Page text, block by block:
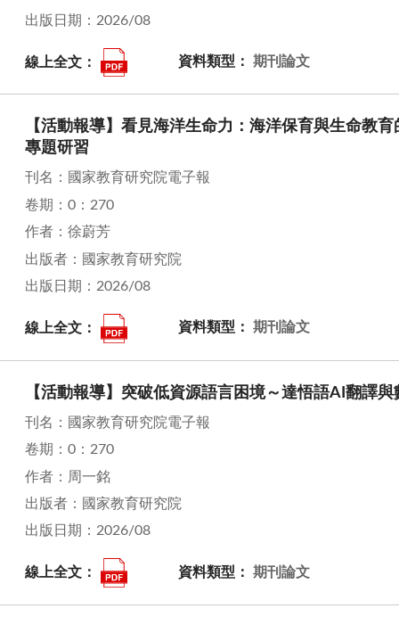
出版日期：2026/08
線上全文： 資料類型： 期刊論文
【活動報導】看見海洋生命力：海洋保育與生命教
專題研習
刊名：國家教育研究院電子報
卷期：0：270
作者：徐蔚芳
出版者：國家教育研究院
出版日期：2026/08
線上全文： 資料類型： 期刊論文
【活動報導】突破低資源語言困境～達悟語AI翻譯
刊名：國家教育研究院電子報
卷期：0：270
作者：周一銘
出版者：國家教育研究院
出版日期：2026/08
線上全文： 資料類型： 期刊論文